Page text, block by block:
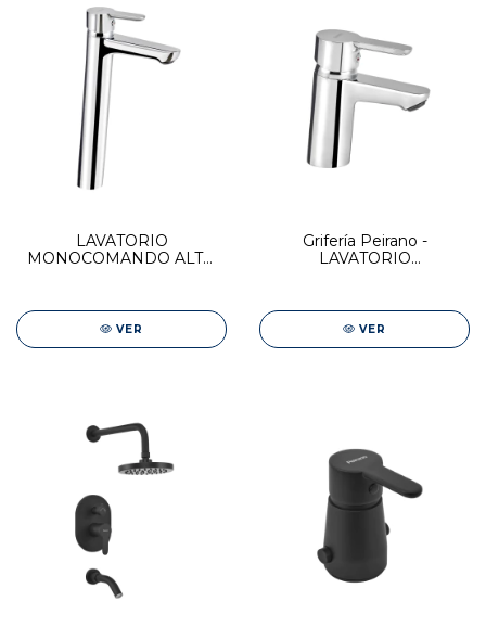
LAVATORIO
MONOCOMANDO ALTO
VER
Grifería Peirano -
LAVATORIO
VER